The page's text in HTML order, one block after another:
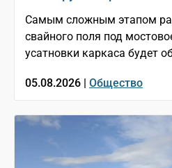
Самым сложным этапом
свайного поля под
усатновки каркаса будет
05.08.2026 | Общество